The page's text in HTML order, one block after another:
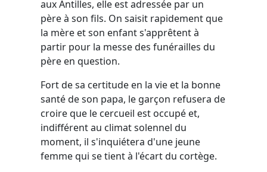
aux Antilles, elle est adressée par un
père à son fils. On saisit rapidement que
la mère et son enfant s'apprêtent à
partir pour la messe des funérailles du
père en question.
Fort de sa certitude en la vie et la bonne
santé de son papa, le garçon refusera de
croire que le cercueil est occupé et,
indifférent au climat solennel du
moment, il s'inquiétera d'une jeune
femme qui se tient à l'écart du cortège.